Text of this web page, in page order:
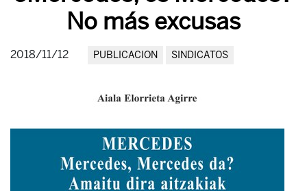
No más excusas
2018/11/12 PUBLICACION SINDICATOS